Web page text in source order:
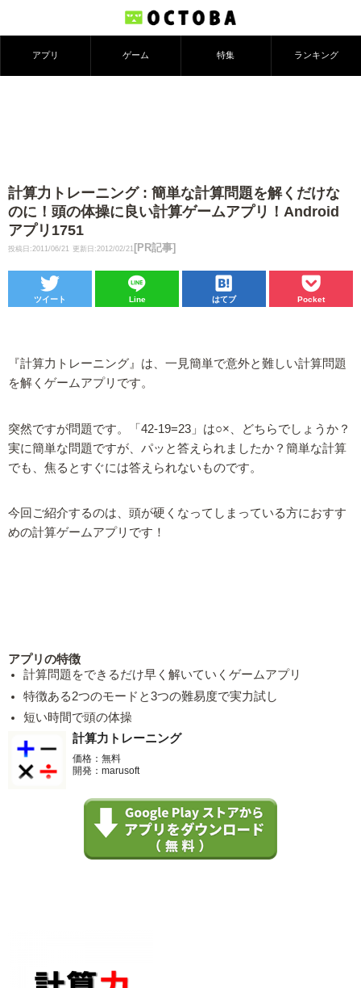
アプリ ゲーム 特集 ランキング
計算力トレーニング : 簡単な計算問題を解くだけな
のに！頭の体操に良い計算ゲームアプリ！Android
アプリ1751
投稿日:2011/06/21 更新日:2012/02/21 [PR記事]
ツイート Line はてブ Pocket
『計算力トレーニング』は、一見簡単で意外と難しい計算問題
を解くゲームアプリです。
突然ですが問題です。「42-19=23」は○×、どちらでしょうか？
実に簡単な問題ですが、パッと答えられましたか？簡単な計算
でも、焦るとすぐには答えられないものです。
今回ご紹介するのは、頭が硬くなってしまっている方におすす
めの計算ゲームアプリです！
アプリの特徴
計算問題をできるだけ早く解いていくゲームアプリ
特徴ある2つのモードと3つの難易度で実力試し
短い時間で頭の体操
計算力トレーニング
価格：無料
開発：marusoft